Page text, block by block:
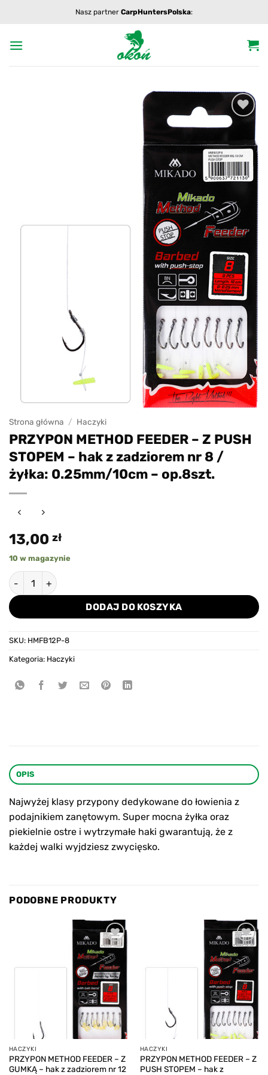
Nasz partner CarpHuntersPolska:
Add to
wishlist
Strona główna / Haczyki
PRZYPON METHOD FEEDER – Z PUSH
STOPEM – hak z zadziorem nr 8 /
żyłka: 0.25mm/10cm – op.8szt.
13,00 zł
10 w magazynie
ilość PRZYPON METHOD FEEDER - Z PUSH STOPEM - hak
DODAJ DO KOSZYKA
SKU: HMFB12P-8
Kategoria: Haczyki
OPIS
Najwyżej klasy przypony dedykowane do łowienia z
podajnikiem zanętowym. Super mocna żyłka oraz
piekielnie ostre i wytrzymałe haki gwarantują, że z
każdej walki wyjdziesz zwycięsko.
PODOBNE PRODUKTY
Add to
wishlist
HACZYKI
PRZYPON METHOD FEEDER – Z
GUMKĄ – hak z zadziorem nr 12
Add to
wishlist
HACZYKI
PRZYPON METHOD FEEDER – Z
PUSH STOPEM – hak z